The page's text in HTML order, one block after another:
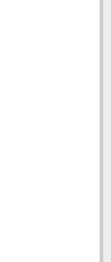
元),共有15位名
步進入尾聲，有關
/閉幕式調查】填寫